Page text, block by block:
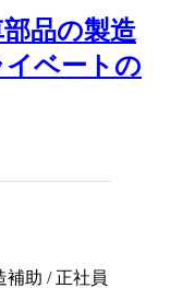
品の製造
イベートの
補助 / 正社員